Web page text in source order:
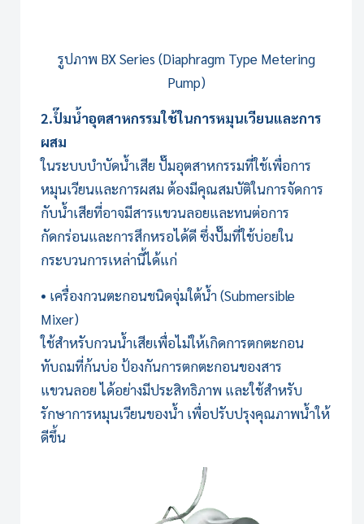
รูปภาพ BX Series (Diaphragm Type Metering
Pump)
2.ปํ๊มน้ำอุตสาหกรรมใช้ในการหมุนเวียนและการ
ผสม
ในระบบบำบัดน้ำเสียปั๊มอุตสาหกรรมที่ใช้เพื่อการ
หมุนเวียนและการผสม ต้องมีคุณสมบัติในการจัดการ
กับน้ำเสียที่อาจมีสารแขวนลอยและทนต่อการ
กัดกร่อนและการสึกหรอได้ดี ซึ่งปั๊มที่ใช้บ่อยใน
กระบวนการเหล่านี้ได้แก่
• เครื่องกวนตะกอนชนิดจุ่มใต้น้ำ (Submersible
Mixer)
ใช้สำหรับกวนน้ำเสียเพื่อไม่ให้เกิดการตกตะกอน
ทับถมที่ก้นบ่อ ป้องกันการตกตะกอนของสาร
แขวนลอย ได้อย่างมีประสิทธิภาพ และใช้สำหรับ
รักษาการหมุนเวียนของน้ำ เพื่อปรับปรุงคุณภาพน้ำให้
ดีขึ้น